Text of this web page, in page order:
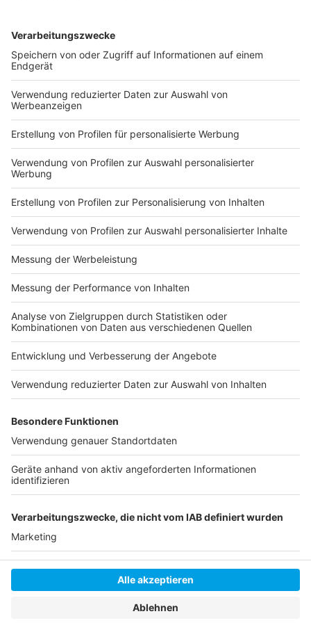
Ob Kamala Harris an Bidens Stelle kandidiert steht
noch nicht offiziell fest. Die
bei den Delegierten der US-Demokraten aus allen
Bundesstaaten.
Anzeige
Weitere Infos und Links zum Thema:
Anzeige
Unser News-Ticker zu Bidens Verzicht auf die
Präsidentschaftskandidatur
muss
Nach Biden-Verzicht: Harris will gegen Trump
antreten
Anzeige
Anzeige